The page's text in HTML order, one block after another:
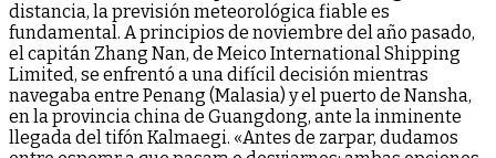
distancia, la previsión meteorológica fiable es
fundamental. A principios de noviembre del año pasado,
el capitán Zhang Nan, de Meico International Shipping
Limited, se enfrentó a una difícil decisión mientras
navegaba entre Penang (Malasia) y el puerto de Nansha,
en la provincia china de Guangdong, ante la inminente
llegada del tifón Kalmaegi. «Antes de zarpar, dudamos